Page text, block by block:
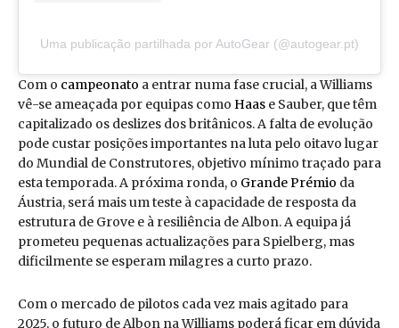
Uma publicação partilhada por AutoGear (@autogear.pt)
Com o campeonato a entrar numa fase crucial, a Williams
vê-se ameaçada por equipas como Haas e Sauber, que têm
capitalizado os deslizes dos britânicos. A falta de evolução
pode custar posições importantes na luta pelo oitavo lugar
do Mundial de Construtores, objetivo mínimo traçado para
esta temporada. A próxima ronda, o Grande Prémio da
Áustria, será mais um teste à capacidade de resposta da
estrutura de Grove e à resiliência de Albon. A equipa já
prometeu pequenas actualizações para Spielberg, mas
dificilmente se esperam milagres a curto prazo.
Com o mercado de pilotos cada vez mais agitado para
2025, o futuro de Albon na Williams poderá ficar em dúvida